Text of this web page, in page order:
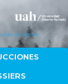
Somos